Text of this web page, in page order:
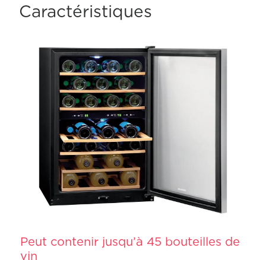
Caractéristiques
Peut contenir jusqu’à 45 bouteilles de
vin